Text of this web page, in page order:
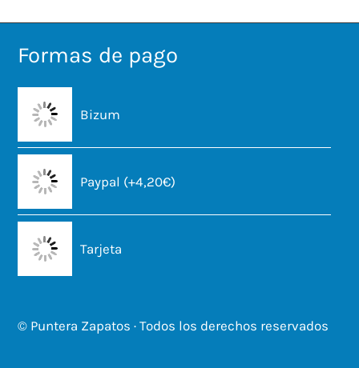
Formas de pago
Bizum
Paypal (+4,20€)
Tarjeta
© Puntera Zapatos · Todos los derechos reservados